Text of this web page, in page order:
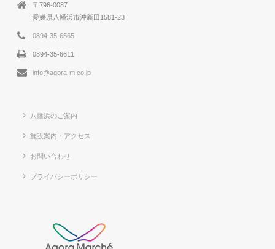
〒796-0087
愛媛県八幡浜市沖新田1581-23
0894-35-6565
0894-35-6611
info@agora-m.co.jp
八幡浜のご案内
施設案内・アクセス
お問い合わせ
プライバシーポリシー